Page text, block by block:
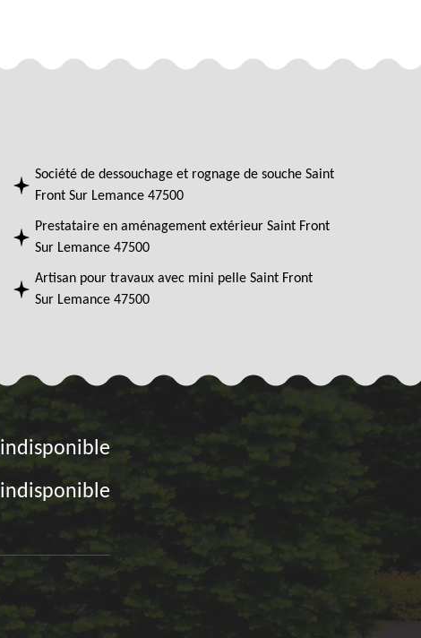
Société de dessouchage et rognage de souche Saint
Front Sur Lemance 47500
Prestataire en aménagement extérieur Saint Front
Sur Lemance 47500
Artisan pour travaux avec mini pelle Saint Front
Sur Lemance 47500
indisponible
indisponible